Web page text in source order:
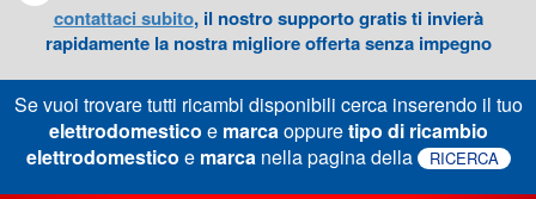
contattaci subito, il nostro supporto gratis ti invierà
rapidamente la nostra migliore offerta senza impegno
Se vuoi trovare tutti ricambi disponibili cerca inserendo il tuo
elettrodomestico e marcaoppuretipo di ricambio
elettrodomestico e marcanella pagina della RICERCA